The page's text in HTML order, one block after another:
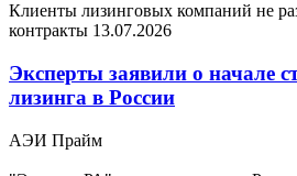
Клиенты лизинговых компаний не
контракты 13.07.2026
Эксперты заявили о начале
лизинга в России
АЭИ Прайм